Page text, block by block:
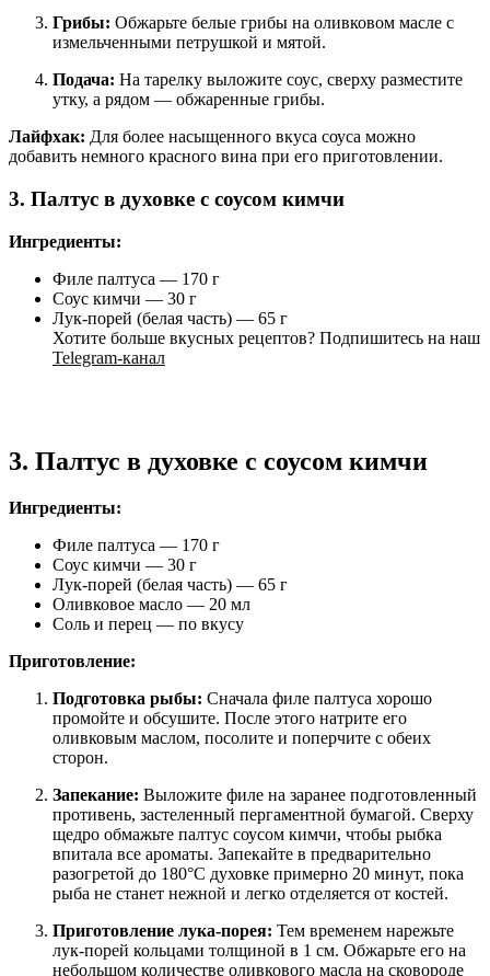
Грибы: Обжарьте белые грибы на оливковом масле с
измельченными петрушкой и мятой.
Подача: На тарелку выложите соус, сверху разместите
утку, а рядом — обжаренные грибы.
Лайфхак: Для более насыщенного вкуса соуса можно
добавить немного красного вина при его приготовлении.
3. Палтус в духовке с соусом кимчи
Ингредиенты:
Филе палтуса — 170 г
Соус кимчи — 30 г
Лук-порей (белая часть) — 65 г
Хотите больше вкусных рецептов? Подпишитесь на наш
Telegram-канал
3. Палтус в духовке с соусом кимчи
Ингредиенты:
Филе палтуса — 170 г
Соус кимчи — 30 г
Лук-порей (белая часть) — 65 г
Оливковое масло — 20 мл
Соль и перец — по вкусу
Приготовление:
Подготовка рыбы: Сначала филе палтуса хорошо
промойте и обсушите. После этого натрите его
оливковым маслом, посолите и поперчите с обеих
сторон.
Запекание: Выложите филе на заранее подготовленный
противень, застеленный пергаментной бумагой. Сверху
щедро обмажьте палтус соусом кимчи, чтобы рыбка
впитала все ароматы. Запекайте в предварительно
разогретой до 180°C духовке примерно 20 минут, пока
рыба не станет нежной и легко отделяется от костей.
Приготовление лука-порея: Тем временем нарежьте
лук-порей кольцами толщиной в 1 см. Обжарьте его на
небольшом количестве оливкового масла на сковороде